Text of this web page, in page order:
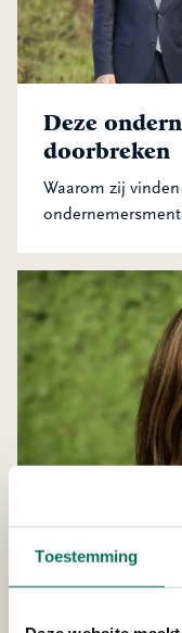
Toestemming
Deze
doorbreken
Waarom zij
Is er ruimte
OZHZ?